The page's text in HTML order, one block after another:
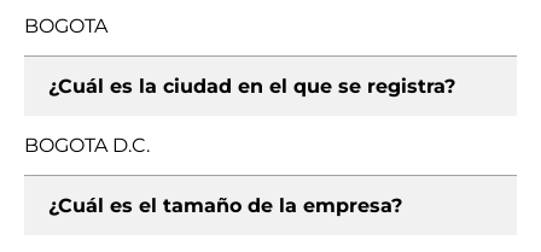
BOGOTA
¿Cuál es la ciudad en el que se registra?
BOGOTA D.C.
¿Cuál es el tamaño de la empresa?